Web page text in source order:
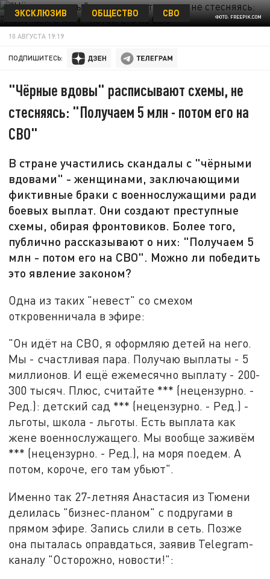
ФОТО: FREEPIK.COM
ЭКСКЛЮЗИВ ОБЩЕСТВО СВО
10 АВГУСТА 19:19
ПОДПИШИТЕСЬ:
"Чёрные вдовы" расписывают схемы, не
стесняясь: "Получаем 5 млн - потом его на
СВО"
В стране участились скандалы с "чёрными
вдовами" - женщинами, заключающими
фиктивные браки с военнослужащими ради
боевых выплат. Они создают преступные
схемы, обирая фронтовиков. Более того,
публично рассказывают о них: "Получаем 5
млн - потом его на СВО". Можно ли победить
это явление законом?
Одна из таких "невест" со смехом
откровенничала в эфире:
"Он идёт на СВО, я оформляю детей на него.
Мы - счастливая пара. Получаю выплаты - 5
миллионов. И ещё ежемесячно выплату - 200-
300 тысяч. Плюс, считайте *** (нецензурно. -
Ред.): детский сад *** (нецензурно. - Ред.) -
льготы, школа - льготы. Есть выплата как
жене военнослужащего. Мы вообще заживём
*** (нецензурно. - Ред.), на моря поедем. А
потом, короче, его там убьют".
Именно так 27-летняя Анастасия из Тюмени
делилась "бизнес-планом" с подругами в
прямом эфире. Запись слили в сеть. Позже
она пыталась оправдаться, заявив Telegram-
каналу "Осторожно, новости!":